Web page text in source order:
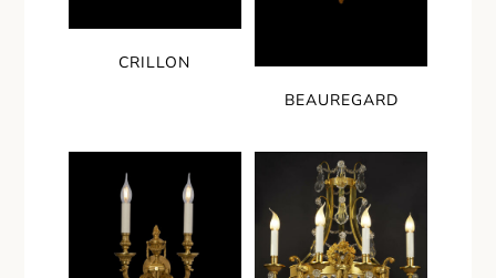
CRILLON
BEAUREGARD